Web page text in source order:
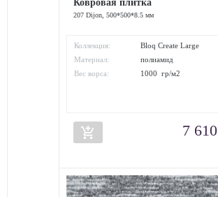
Ковровая плитка
207 Dijon, 500*500*8.5 мм
Коллекция:
Bloq Create Large
Материал:
полиамид
Вес ворса:
1000 гр/м2
add_shopping_cart 7 610